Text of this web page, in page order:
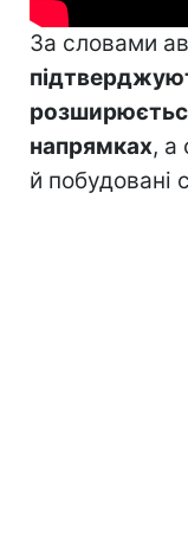
За словами
напрямках, а
й побудовані